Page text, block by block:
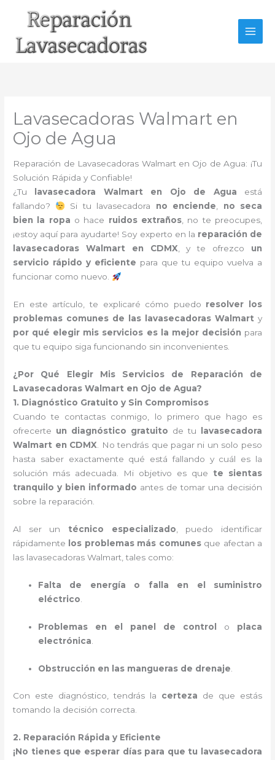
Lavasecadoras Walmart en
Ojo de Agua
Reparación de Lavasecadoras Walmart en Ojo de Agua: ¡Tu
Solución Rápida y Confiable!
¿Tu
lavasecadora Walmart en Ojo de Agua está
fallando?
Si tu lavasecadora no enciende, no seca
bien la ropa o hace ruidos extraños, no te preocupes,
¡estoy aquí para ayudarte! Soy experto en la reparación de
lavasecadoras Walmart en CDMX, y te ofrezco un
servicio rápido y eficiente para que tu equipo vuelva a
funcionar como nuevo.
En este artículo, te explicaré cómo puedo resolver los
problemas comunes de las lavasecadoras Walmart y
por qué elegir mis servicios es la mejor decisión para
que tu equipo siga funcionando sin inconvenientes.
¿Por Qué Elegir Mis Servicios de Reparación de
Lavasecadoras Walmart en Ojo de Agua?
1. Diagnóstico Gratuito y Sin Compromisos
Cuando te contactas conmigo, lo primero que hago es
ofrecerte un diagnóstico gratuito de tu
lavasecadora
Walmart en CDMX . No tendrás que pagar ni un solo peso
hasta saber exactamente qué está fallando y cuál es la
solución más adecuada. Mi objetivo es que te sientas
tranquilo y bien informado antes de tomar una decisión
sobre la reparación.
Al ser un técnico especializado , puedo identificar
rápidamente
los problemas más comunesque afectan a
las lavasecadoras Walmart, tales como:
Falta de energía o falla en el suministro
eléctrico
Problemas en el panel de control o placa
electrónica
Obstrucción en las mangueras de drenaje
Con este diagnóstico, tendrás la certeza de que estás
tomando la decisión correcta.
2. Reparación Rápida y Eficiente
¡No tienes que esperar días para que tu lavasecadora